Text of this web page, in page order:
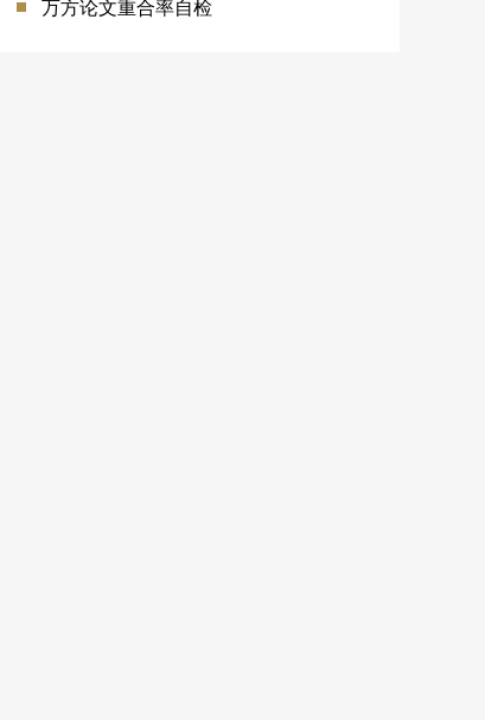
万方论文重合率自检